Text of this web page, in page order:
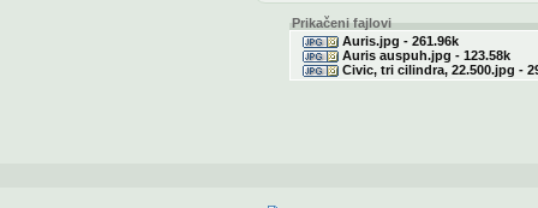
Prikačeni fajlovi
Auris.jpg - 261.96k
Auris auspuh.jpg - 123.58k
Civic, tri cilindra, 22.500.jpg -